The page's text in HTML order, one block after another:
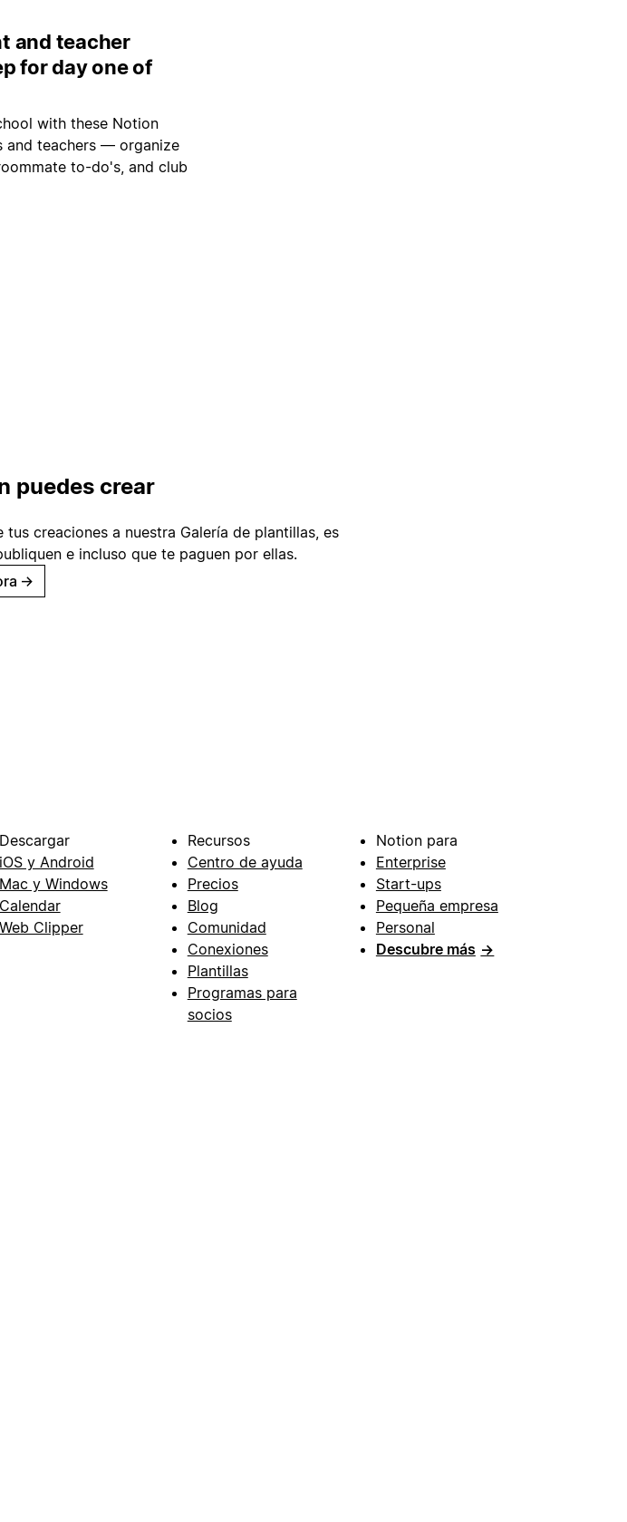
and teacher
for day one of
with these Notion
and teachers — organize
to-do's, and club
puedes crear
tus creaciones a nuestra Galería de plantillas, es
e incluso que te paguen por ellas.
→
Descargar
iOS y Android
Mac y Windows
Calendar
Web Clipper
Recursos
Centro de ayuda
Precios
Blog
Comunidad
Conexiones
Plantillas
Programas para
socios
Notion para
Enterprise
Start-ups
Pequeña empresa
Personal
Descubre más →